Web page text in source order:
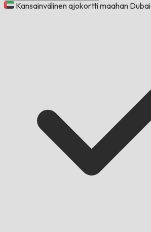
Kansainvälinen ajokortti maahan Dubai